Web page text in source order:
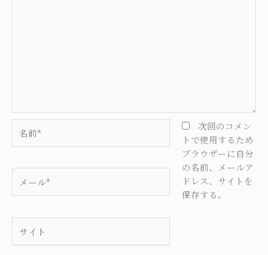
前
ー
*
次回のコメン
トで使用するため
ブラウザーに自分
の名前、メールア
ドレス、サイトを
保存する。